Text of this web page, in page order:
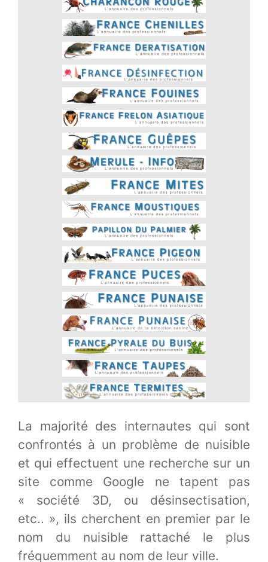
La majorité des internautes qui sont
confrontés à un problème de nuisible
et qui effectuent une recherche sur un
site comme Google ne tapent pas
« société 3D, ou désinsectisation,
etc.. », ils cherchent en premier par le
nom du nuisible rattaché le plus
fréquemment au nom de leur ville.